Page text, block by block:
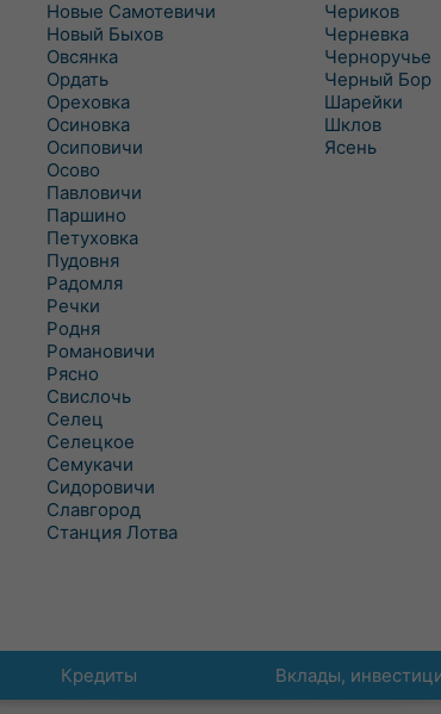
Новые Самотевичи
Новый Быхов
Овсянка
Ордать
Ореховка
Осиновка
Осиповичи
Осово
Павловичи
Паршино
Петуховка
Пудовня
Радомля
Речки
Родня
Романовичи
Рясно
Свислочь
Селец
Селецкое
Семукачи
Сидоровичи
Славгород
Станция Лотва
Чериков
Черневка
Черноручье
Черный Бор
Шарейки
Шклов
Ясень
Кредиты Вклады,